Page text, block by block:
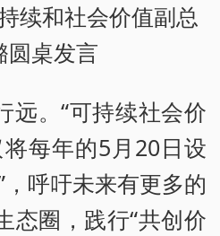
续和社会价值副总
圆桌发言
远。“可持续社会价
每年的5月20日设
，呼吁未来有更多的
态圈，践行“共创价